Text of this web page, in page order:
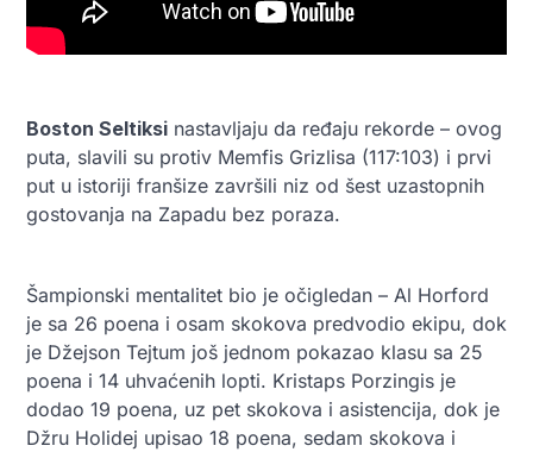
Boston Seltiksi nastavljaju da ređaju rekorde – ovog
puta, slavili su protiv Memfis Grizlisa (117:103) i prvi
put u istoriji franšize završili niz od šest uzastopnih
gostovanja na Zapadu bez poraza.
Šampionski mentalitet bio je očigledan – Al Horford
je sa 26 poena i osam skokova predvodio ekipu, dok
je Džejson Tejtum još jednom pokazao klasu sa 25
poena i 14 uhvaćenih lopti. Kristaps Porzingis je
dodao 19 poena, uz pet skokova i asistencija, dok je
Džru Holidej upisao 18 poena, sedam skokova i